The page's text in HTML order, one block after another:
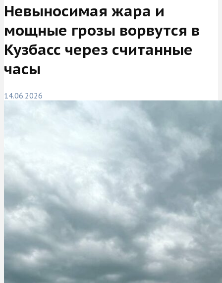
Невыносимая жара и
мощные грозы ворвутся в
Кузбасс через считанные
часы
14.06.2026